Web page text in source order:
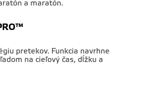
a maratón.
pretekov. Funkcia navrhne
na cieľový čas, dĺžku a